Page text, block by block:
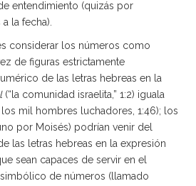
entendimiento (quizás por
la fecha).
considerar los números como
de figuras estrictamente
de las letras hebreas en la
(“la comunidad israelita,” 1:2) iguala
mil hombres luchadores, 1:46); los
por Moisés) podrían venir del
las letras hebreas en la expresión
sean capaces de servir en el
simbólico de números (llamado